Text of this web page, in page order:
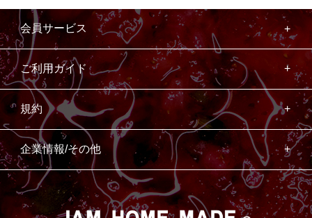
会員サービス
ご利用ガイド
規約
企業情報/その他